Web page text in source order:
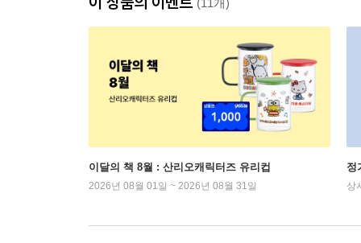
(11개)
이달의 책 8월 : 산리오캐릭터즈 유리컵
2026년 08월 01일 ~ 2026년 08월 31일
정
상